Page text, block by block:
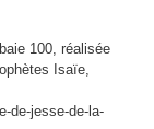
100, réalisée
Isaïe,
de-jesse-de-la-